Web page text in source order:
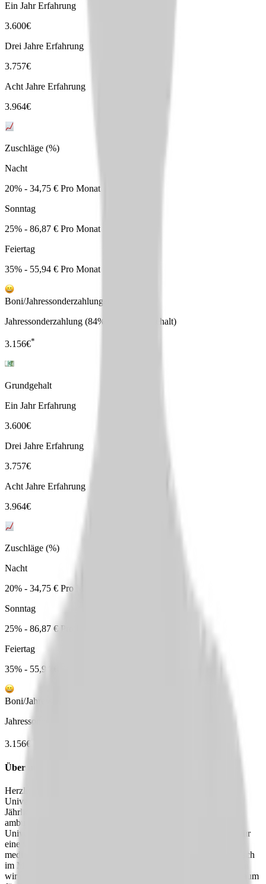
Ein Jahr Erfahrung
3.600€
Drei Jahre Erfahrung
3.757€
Acht Jahre Erfahrung
3.964€
Zuschläge (%)
Nacht
20% - 34,75 € Pro Monat
Sonntag
25% - 86,87 € Pro Monat
Feiertag
35% - 55,94 € Pro Monat
Boni/Jahressonderzahlungen
Jahressonderzahlung (84% vom Grundgehalt)
3.156€*
Grundgehalt
Ein Jahr Erfahrung
3.600€
Drei Jahre Erfahrung
3.757€
Acht Jahre Erfahrung
3.964€
Zuschläge (%)
Nacht
20% - 34,75 € Pro Monat
Sonntag
25% - 86,87 € Pro Monat
Feiertag
35% - 55,94 € Pro Monat
Boni/Jahressonderzahlungen
Jahressonderzahlung (84% vom Grundgehalt)
3.156€
Über uns
Herzlich willkommen beim Knappschaft Kliniken
Universitätsklinikum Bochum!
Jährlich versorgen wir rund 77.000 Patient:innen stationär und
ambulant. Als Haus der Maximalversorgung und
Universitätsklinikum der Ruhr-Universität Bochum stehen wir für
eine wohnortnahe, interdisziplinäre Behandlung auf aktuellem
medizinischem und technischem Niveau. Bei uns steht der Mensch
im Mittelpunkt – ob Patient:in oder Mitarbeiter:in. Deshalb bieten
wir Ihnen nicht nur einen sicheren Arbeitsplatz, sondern auch Raum